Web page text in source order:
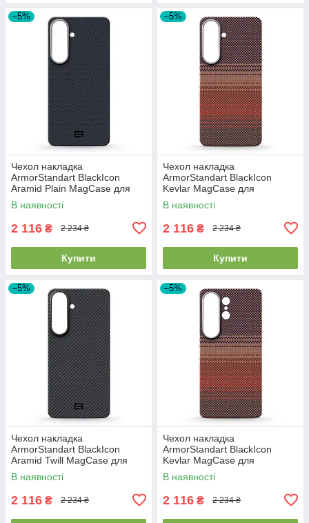
–5%
Чехол накладка
ArmorStandart BlackIcon
Aramid Plain MagCase для
Samsung S26 Plus Black
(ARM90165)
В наявності
2 116 ₴ 2 234 ₴
Купити
–5%
Чехол накладка
ArmorStandart BlackIcon
Kevlar MagCase для
Samsung S26 Plus Sunset
(ARM90157)
В наявності
2 116 ₴ 2 234 ₴
Купити
–5%
Чехол накладка
ArmorStandart BlackIcon
Aramid Twill MagCase для
Samsung S26 Plus Black
(ARM90146)
В наявності
2 116 ₴ 2 234 ₴
–5%
Чехол накладка
ArmorStandart BlackIcon
Kevlar MagCase для
Samsung S26 Ultra Sunset
(ARM90158)
В наявності
2 116 ₴ 2 234 ₴